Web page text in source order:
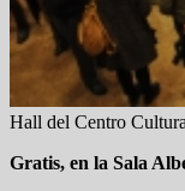
Hall del Centro
Gratis, en la Sala